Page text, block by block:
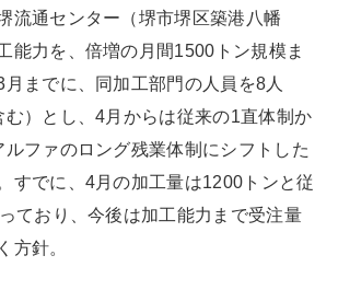
流通センター（堺市堺区築港八幡
能力を、倍増の月間1500トン規模ま
までに、同加工部門の人員を8人
む）とし、4月からは従来の1直体制か
ルファのロング残業体制にシフトした
すでに、4月の加工量は1200トンと従
ており、今後は加工能力まで受注量
方針。